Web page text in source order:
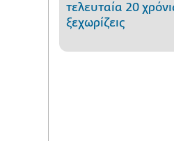
τελευταία 20
ξεχωρίζεις